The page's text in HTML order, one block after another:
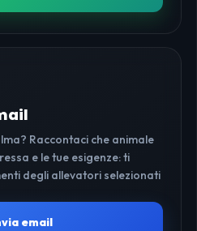
Raccontaci che animale
e le tue esigenze: ti
degli allevatori selezionati
email